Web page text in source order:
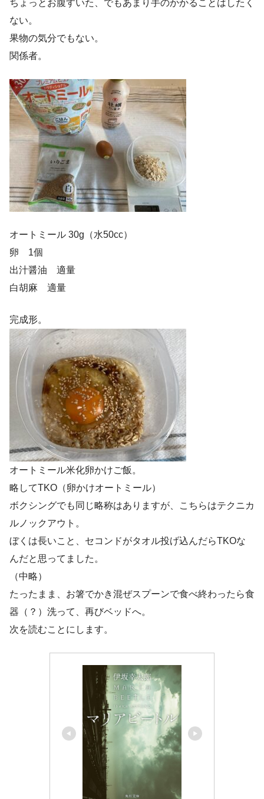
ちょっとお腹すいた、でもあまり手のかかることはしたく
ない。
果物の気分でもない。
関係者。
オートミール 30g（水50cc）
卵 1個
出汁醤油 適量
白胡麻 適量
完成形。
オートミール米化卵かけご飯。
略してTKO（卵かけオートミール）
ボクシングでも同じ略称はありますが、こちらはテクニカ
ルノックアウト。
ぼくは長いこと、セコンドがタオル投げ込んだらTKOな
んだと思ってました。
（中略）
たったまま、お箸でかき混ぜスプーンで食べ終わったら食
器（？）洗って、再びベッドへ。
次を読むことにします。